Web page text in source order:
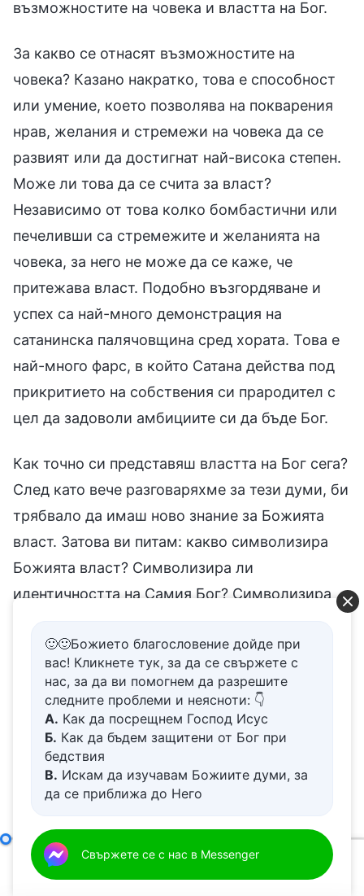
възможностите на човека и властта на Бог.
За какво се отнасят възможностите на
човека? Казано накратко, това е способност
или умение, което позволява на покварения
нрав, желания и стремежи на човека да се
развият или да достигнат най-висока степен.
Може ли това да се счита за власт?
Независимо от това колко бомбастични или
печеливши са стремежите и желанията на
човека, за него не може да се каже, че
притежава власт. Подобно възгордяване и
успех са най-много демонстрация на
сатанинска палячовщина сред хората. Това е
най-много фарс, в който Сатана действа под
прикритието на собствения си прародител с
цел да задоволи амбициите си да бъде Бог.
Как точно си представяш властта на Бог сега?
След като вече разговаряхме за тези думи, би
трябвало да имаш ново знание за Божията
власт. Затова ви питам: какво символизира
Божията власт? Символизира ли
идентичността на Самия Бог? Символизира
Символизира ли неповторимото положение
на Самия Бог? В какво, сред всички неща,
видя Божията власт? Как я видя? Що се
отнася до четирите сезона, които преживява
човек, може ли някой да промени закона за
редуването на пролетта, лятото, есента и
зимата? През пролетта дърветата напъпват и
цъфтят, през лятото са покрити с листа, през
есента дават плодове, а през зимата листата
опадват. Може ли някой да промени този
🙂🙂Божието благословение дойде при
вас! Кликнете тук, за да се свържете с
нас, за да ви помогнем да разрешите
следните проблеми и неясноти: 👇
А. Как да посрещнем Господ Исус
Б. Как да бъдем защитени от Бог при
бедствия
В. Искам да изучавам Божиите думи, за
да се приближа до Него
живот
Д.Имам молба за молитва
Свържете се с нас в Messenger
Самият Бог, единственият I